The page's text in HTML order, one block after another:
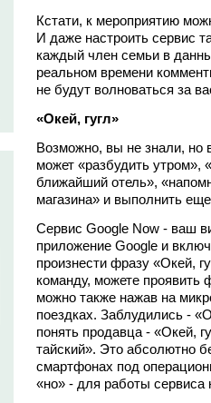
Кстати, к мероприятию
И даже настроить сервис
каждый член семьи в
реальном времени
не будут волноваться за
«Окей, гугл»
Возможно, вы не знали, но
может «разбудить утром»,
ближайший отель»,
магазина» и выполнить
Сервис Google Now - ваш
приложение Google и
произнести фразу «Окей,
команду, можете проявить
можно также нажав на
поездках. Заблудились -
понять продавца - «Окей,
тайский». Это абсолютно
смартфонах под
«но» - для работы сервиса